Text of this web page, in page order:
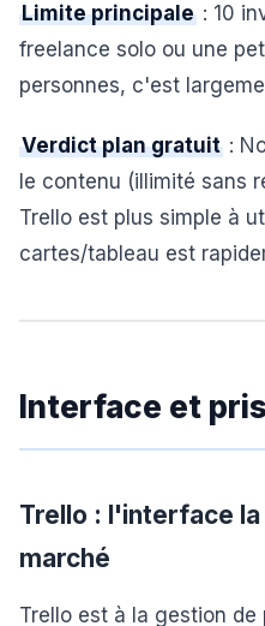
Limite principale : 10
freelance solo ou une
personnes, c'est
Verdict plan gratuit :
le contenu (illimité sans
Trello est plus simple à
cartes/tableau est
Interface et
Trello : l'interface
marché
Trello est à la gestion